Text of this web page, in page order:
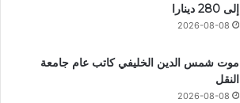
إلى 280 دينارا
2026-08-08
موت شمس الدين الخليفي كاتب عام جامعة
النقل
2026-08-08